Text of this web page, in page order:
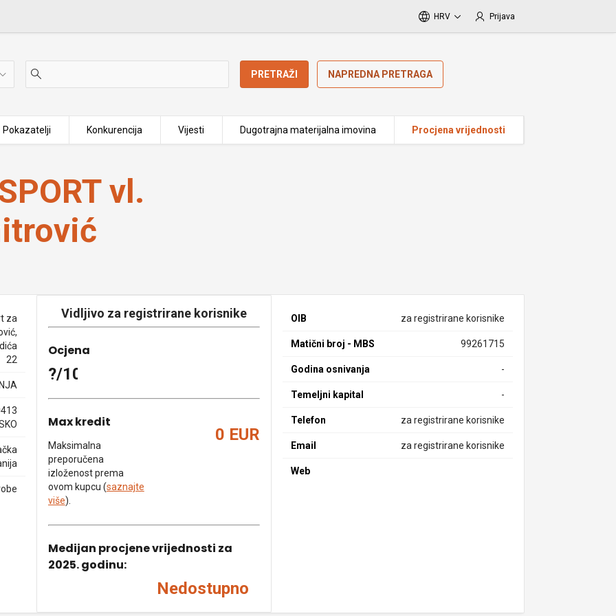
HRV Prijava
PRETRAŽI NAPREDNA PRETRAGA
Pokazatelji Konkurencija Vijesti Dugotrajna materijalna imovina Procjena vrijednosti
vl.
za
22
Vidljivo za registrirane korisnike
Ocjena
?/10
Max kredit
Maksimalna
preporučena
izloženost prema
ovom kupcu (saznajte
više).
0 EUR
Medijan procjene vrijednosti za
2025. godinu:
Nedostupno
OIB za registrirane korisnike
Matični broj - MBS 99261715
Godina osnivanja -
Temeljni kapital -
Telefon za registrirane korisnike
Email za registrirane korisnike
Web